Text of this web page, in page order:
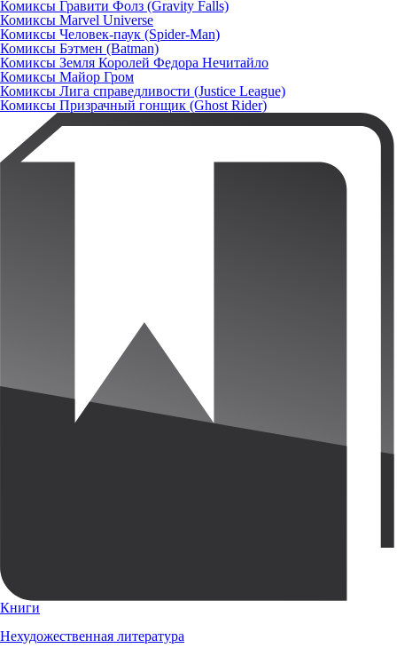
Комиксы Гравити Фолз (Gravity Falls)
Комиксы Marvel Universe
Комиксы Человек-паук (Spider-Man)
Комиксы Бэтмен (Batman)
Комиксы Земля Королей Федора Нечитайло
Комиксы Майор Гром
Комиксы Лига справедливости (Justice League)
Комиксы Призрачный гонщик (Ghost Rider)
Книги
Нехудожественная литература